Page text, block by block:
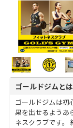
ゴールドジムとは
ゴールドジムは初
果を出せるようあ
ネスクラブです。